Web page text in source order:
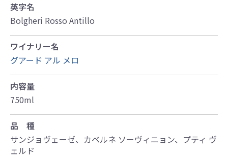
英字名
Bolgheri Rosso Antillo
ワイナリー名
グアード アル メロ
内容量
750ml
品 種
サンジョヴェーゼ、カベルネ ソーヴィニョン、プティ ヴ
ェルド